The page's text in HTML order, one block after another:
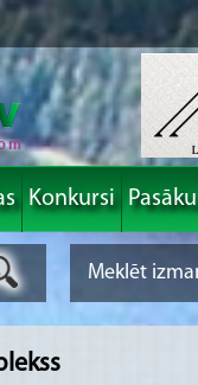
Konkursi